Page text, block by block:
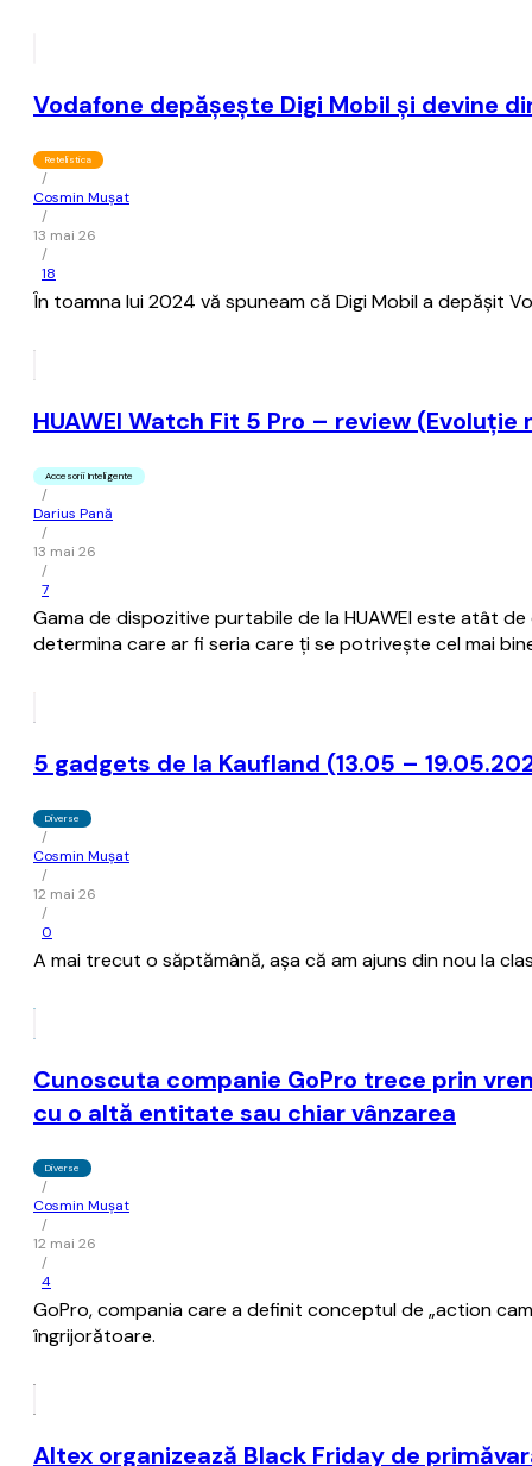
Vodafone depăşeşte Digi Mobil şi devine
Retelistica
/
Cosmin Mușat
/
13 mai 26
/
18
În toamna lui 2024 vă spuneam că Digi Mobil a depăşit
HUAWEI Watch Fit 5 Pro – review
Accesorii Inteligente
/
Darius Pană
/
13 mai 26
/
7
Gama de dispozitive purtabile de la HUAWEI este atât
determina care ar fi seria care ți se potrivește cel mai
5 gadgets de la Kaufland (13.05 –
Diverse
/
Cosmin Mușat
/
12 mai 26
/
0
A mai trecut o săptămână, aşa că am ajuns din nou la
Cunoscuta companie GoPro trece prin
cu o altă entitate sau chiar vânzarea
Diverse
/
Cosmin Mușat
/
12 mai 26
/
4
GoPro, compania care a definit conceptul de „action
îngrijorătoare.
Altex organizează Black Friday de